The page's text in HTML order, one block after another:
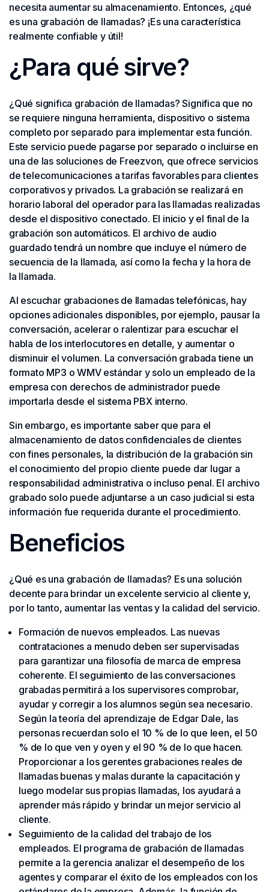
necesita aumentar su almacenamiento. Entonces, ¿qué
es una grabación de llamadas? ¡Es una característica
realmente confiable y útil!
¿Para qué sirve?
¿Qué significa grabación de llamadas? Significa que no
se requiere ninguna herramienta, dispositivo o sistema
completo por separado para implementar esta función.
Este servicio puede pagarse por separado o incluirse en
una de las soluciones de Freezvon, que ofrece servicios
de telecomunicaciones a tarifas favorables para clientes
corporativos y privados. La grabación se realizará en
horario laboral del operador para las llamadas realizadas
desde el dispositivo conectado. El inicio y el final de la
grabación son automáticos. El archivo de audio
guardado tendrá un nombre que incluye el número de
secuencia de la llamada, así como la fecha y la hora de
la llamada.
Al escuchar grabaciones de llamadas telefónicas, hay
opciones adicionales disponibles, por ejemplo, pausar la
conversación, acelerar o ralentizar para escuchar el
habla de los interlocutores en detalle, y aumentar o
disminuir el volumen. La conversación grabada tiene un
formato MP3 o WMV estándar y solo un empleado de la
empresa con derechos de administrador puede
importarla desde el sistema PBX interno.
Sin embargo, es importante saber que para el
almacenamiento de datos confidenciales de clientes
con fines personales, la distribución de la grabación sin
el conocimiento del propio cliente puede dar lugar a
responsabilidad administrativa o incluso penal. El archivo
grabado solo puede adjuntarse a un caso judicial si esta
información fue requerida durante el procedimiento.
Beneficios
¿Qué es una grabación de llamadas? Es una solución
decente para brindar un excelente servicio al cliente y,
por lo tanto, aumentar las ventas y la calidad del servicio.
Formación de nuevos empleados. Las nuevas
contrataciones a menudo deben ser supervisadas
para garantizar una filosofía de marca de empresa
coherente. El seguimiento de las conversaciones
grabadas permitirá a los supervisores comprobar,
ayudar y corregir a los alumnos según sea necesario.
Según la teoría del aprendizaje de Edgar Dale, las
personas recuerdan solo el 10 % de lo que leen, el 50
% de lo que ven y oyen y el 90 % de lo que hacen.
Proporcionar a los gerentes grabaciones reales de
llamadas buenas y malas durante la capacitación y
luego modelar sus propias llamadas, los ayudará a
aprender más rápido y brindar un mejor servicio al
cliente.
Seguimiento de la calidad del trabajo de los
empleados. El programa de grabación de llamadas
permite a la gerencia analizar el desempeño de los
agentes y comparar el éxito de los empleados con los